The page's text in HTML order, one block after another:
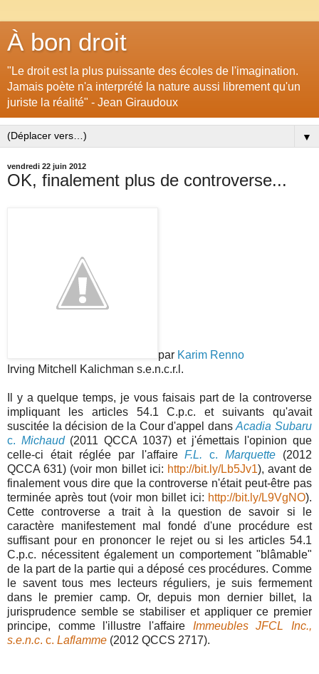
À bon droit
"Le droit est la plus puissante des écoles de l'imagination.
Jamais poète n'a interprété la nature aussi librement qu'un
juriste la réalité" - Jean Giraudoux
▼
vendredi 22 juin 2012
OK, finalement plus de controverse...
par Karim Renno
Irving Mitchell Kalichman s.e.n.c.r.l.
Il y a quelque temps, je vous faisais part de la controverse
impliquant les articles 54.1 C.p.c. et suivants qu'avait
suscitée la décision de la Cour d'appel dansAcadia Subaru
c. Michaud(2011 QCCA 1037) et j'émettais l'opinion que
celle-ci était réglée par l'affaireF.L. c.Marquette (2012
QCCA 631) (voir mon billet ici: http://bit.ly/Lb5Jv1), avant de
finalement vous dire que la controverse n'était peut-être pas
terminée après tout (voir mon billet ici: http://bit.ly/L9VgNO).
Cette controverse a trait à la question de savoir si le
caractère manifestement mal fondé d'une procédure est
suffisant pour en prononcer le rejet ou si les articles 54.1
C.p.c. nécessitent également un comportement "blâmable"
de la part de la partie qui a déposé ces procédures. Comme
le savent tous mes lecteurs réguliers, je suis fermement
dans le premier camp. Or, depuis mon dernier billet, la
jurisprudence semble se stabiliser et appliquer ce premier
principe, comme l'illustre l'affaire Immeubles JFCL Inc.,
s.e.n.c. c. Laflamme (2012 QCCS 2717).